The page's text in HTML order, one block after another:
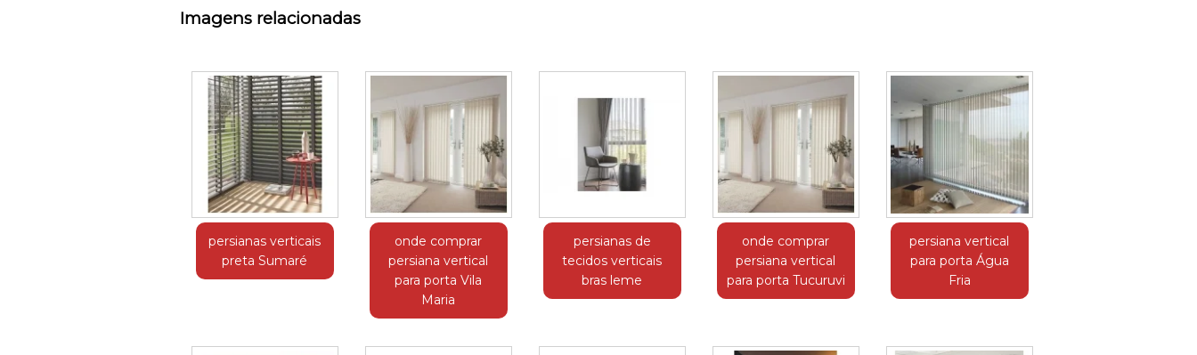
Imagens relacionadas
persianas verticais
preta Sumaré
onde comprar
persiana vertical
para porta Vila
Maria
persianas de
tecidos verticais
bras leme
onde comprar
persiana vertical
para porta Tucuruvi
persiana vertical
para porta Água
Fria